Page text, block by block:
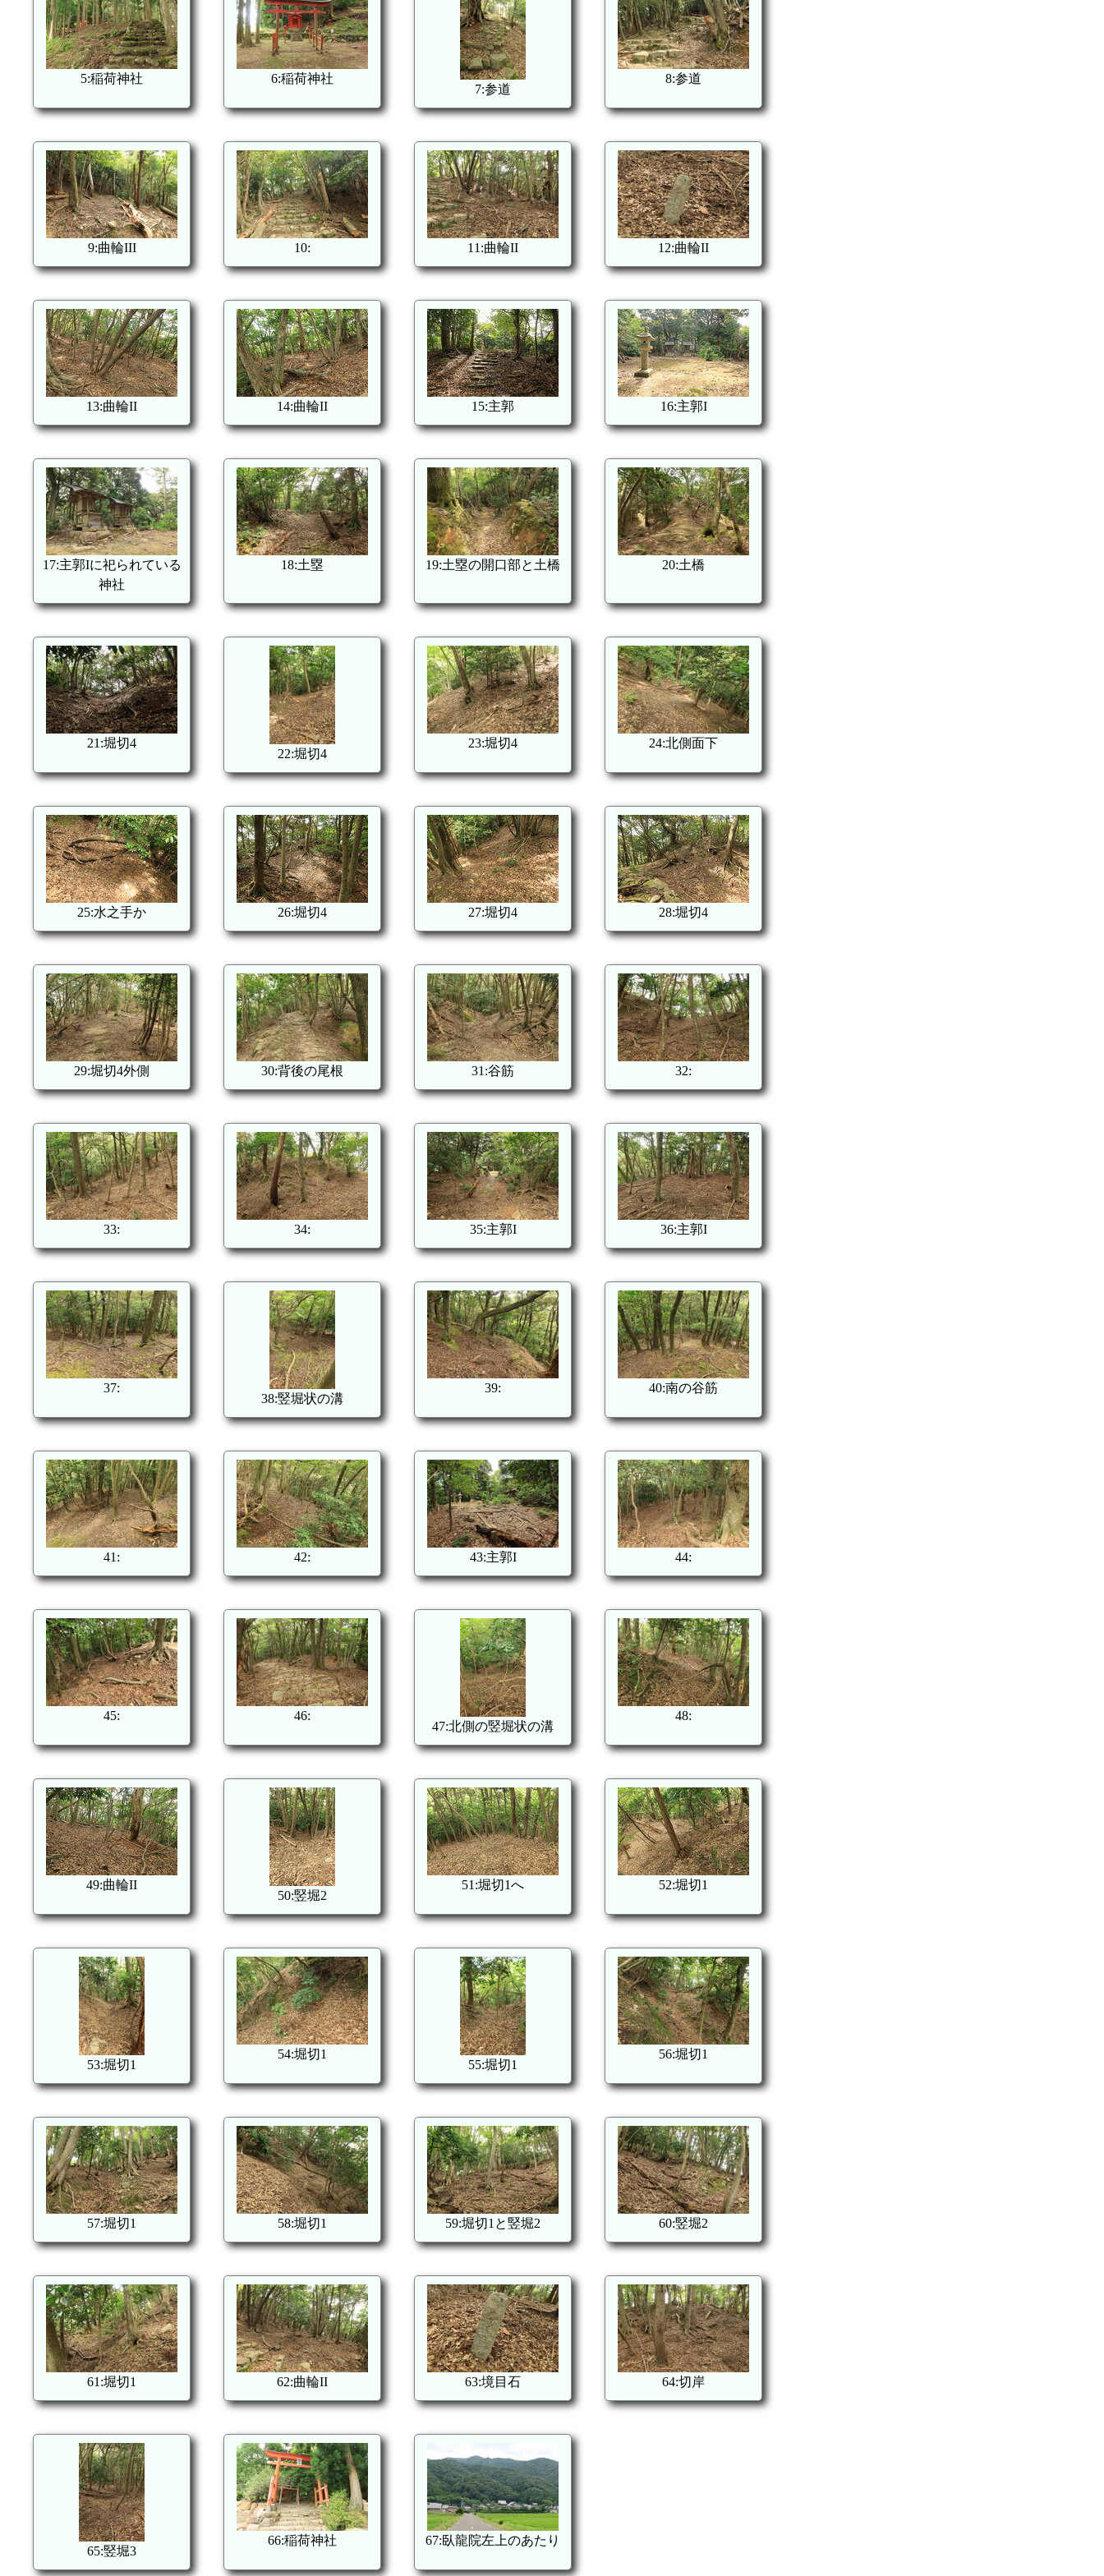
5:稲荷神社 6:稲荷神社
7:参道
8:参道
9:曲輪III 10: 11:曲輪II 12:曲輪II
13:曲輪II 14:曲輪II 15:主郭 16:主郭I
17:主郭Iに祀られている
神社
18:土塁 19:土塁の開口部と土橋 20:土橋
21:堀切4
22:堀切4
23:堀切4 24:北側面下
25:水之手か 26:堀切4 27:堀切4 28:堀切4
29:堀切4外側 30:背後の尾根 31:谷筋 32:
33: 34: 35:主郭I 36:主郭I
37:
38:竪堀状の溝
39: 40:南の谷筋
41: 42: 43:主郭I 44:
45: 46:
47:北側の竪堀状の溝
48:
49:曲輪II
50:竪堀2
51:堀切1へ 52:堀切1
53:堀切1
54:堀切1
55:堀切1
56:堀切1
57:堀切1 58:堀切1 59:堀切1と竪堀2 60:竪堀2
61:堀切1 62:曲輪II 63:境目石 64:切岸
65:竪堀3
66:稲荷神社 67:臥龍院左上のあたり